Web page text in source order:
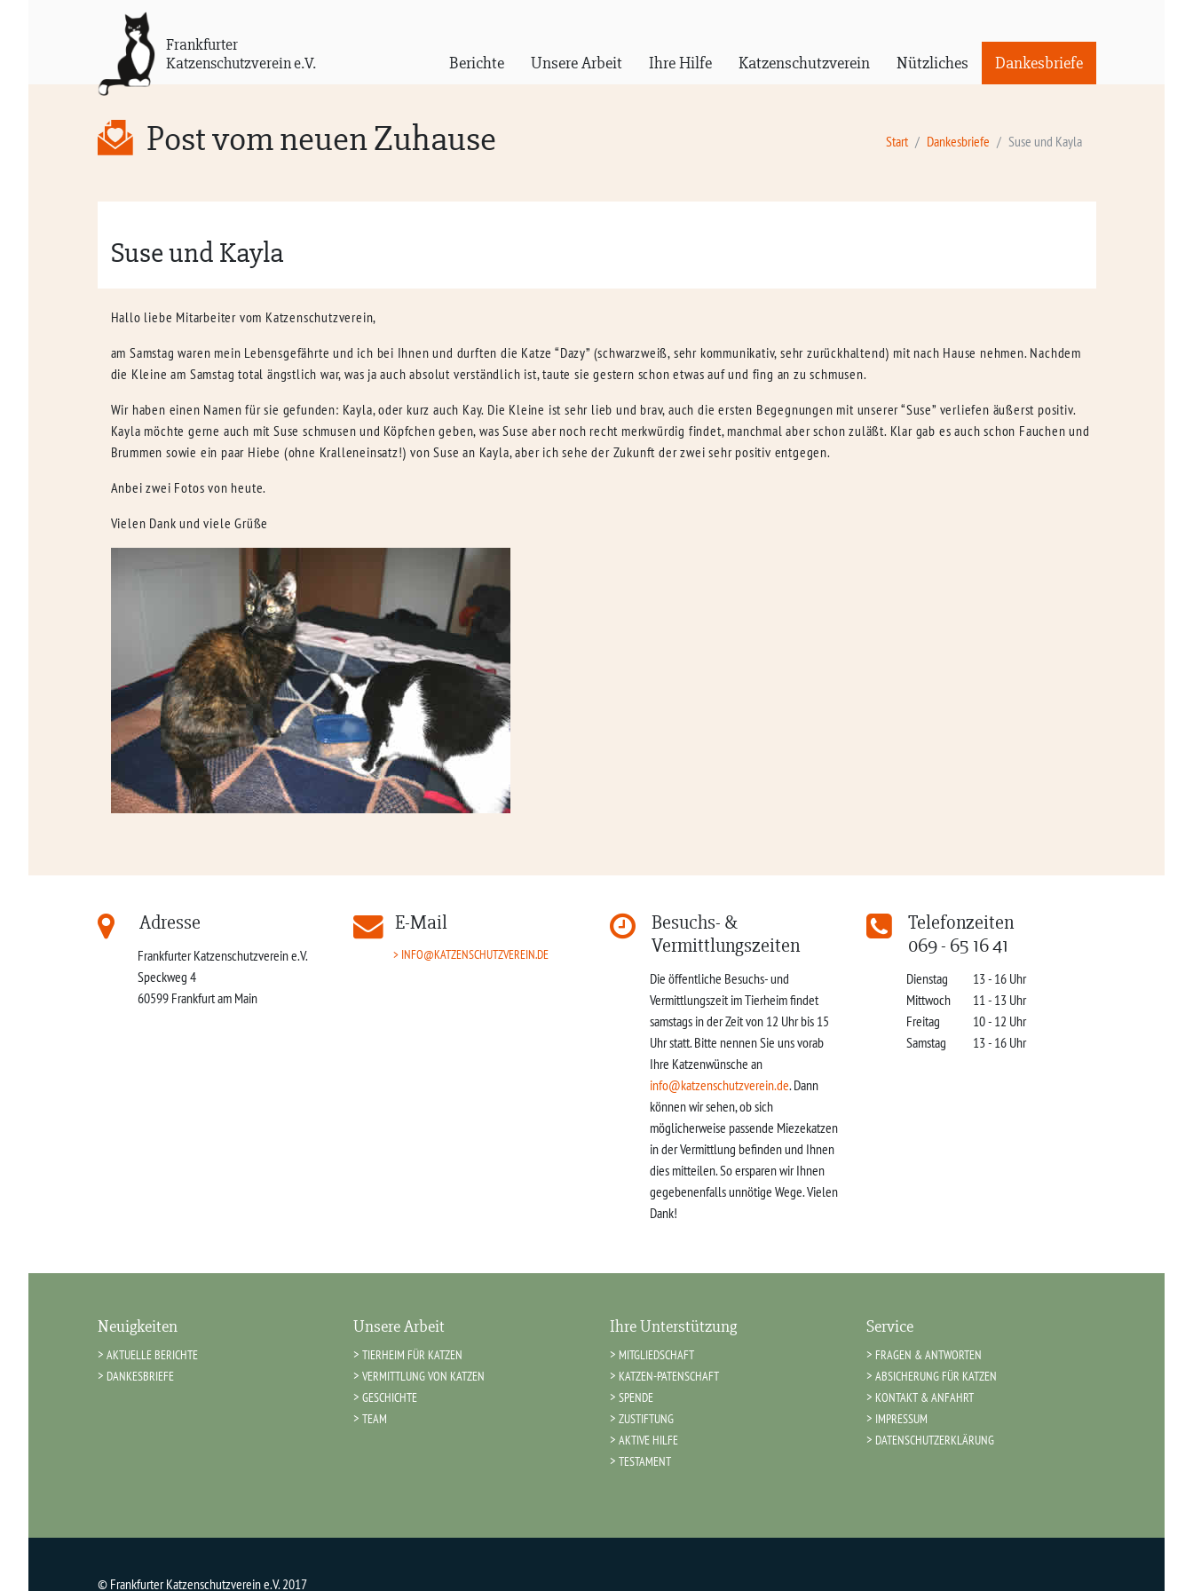
Frankfurter
Katzenschutzverein e.V.
Berichte Unsere Arbeit Ihre Hilfe Katzenschutzverein Nützliches Dankesbriefe
Post vom neuen Zuhause Start Dankesbriefe Suse und Kayla
Suse und Kayla
Hallo liebe Mitarbeiter vom Katzenschutzverein,
am Samstag waren mein Lebensgefährte und ich bei Ihnen und durften die Katze “Dazy” (schwarzweiß, sehr kommunikativ, sehr zurückhaltend) mit nach Hause nehmen. Nachdem
die Kleine am Samstag total ängstlich war, was ja auch absolut verständlich ist, taute sie gestern schon etwas auf und fing an zu schmusen.
Wir haben einen Namen für sie gefunden: Kayla, oder kurz auch Kay. Die Kleine ist sehr lieb und brav, auch die ersten Begegnungen mit unserer “Suse” verliefen äußerst positiv.
Kayla möchte gerne auch mit Suse schmusen und Köpfchen geben, was Suse aber noch recht merkwürdig findet, manchmal aber schon zuläßt. Klar gab es auch schon Fauchen und
Brummen sowie ein paar Hiebe (ohne Kralleneinsatz!) von Suse an Kayla, aber ich sehe der Zukunft der zwei sehr positiv entgegen.
Anbei zwei Fotos von heute.
Vielen Dank und viele Grüße
Adresse
Frankfurter Katzenschutzverein e.V.
Speckweg 4
60599 Frankfurt am Main
E-Mail
INFO@KATZENSCHUTZVEREIN.DE
Besuchs- &
Vermittlungszeiten
Die öffentliche Besuchs- und
Vermittlungszeit im Tierheim findet
samstags in der Zeit von 12 Uhr bis 15
Uhr statt. Bitte nennen Sie uns vorab
Ihre Katzenwünsche an
info@katzenschutzverein.de. Dann
können wir sehen, ob sich
möglicherweise passende Miezekatzen
in der Vermittlung befinden und Ihnen
dies mitteilen. So ersparen wir Ihnen
gegebenenfalls unnötige Wege. Vielen
Dank!
Telefonzeiten
069 - 65 16 41
Dienstag
13 - 16 Uhr
Mittwoch
11 - 13 Uhr
Freitag
10 - 12 Uhr
Samstag
13 - 16 Uhr
Neuigkeiten
AKTUELLE BERICHTE
DANKESBRIEFE
Unsere Arbeit
TIERHEIM FÜR KATZEN
VERMITTLUNG VON KATZEN
GESCHICHTE
TEAM
Ihre Unterstützung
MITGLIEDSCHAFT
KATZEN-PATENSCHAFT
SPENDE
ZUSTIFTUNG
AKTIVE HILFE
TESTAMENT
Service
FRAGEN & ANTWORTEN
ABSICHERUNG FÜR KATZEN
KONTAKT & ANFAHRT
IMPRESSUM
DATENSCHUTZERKLÄRUNG
© Frankfurter Katzenschutzverein e.V. 2017